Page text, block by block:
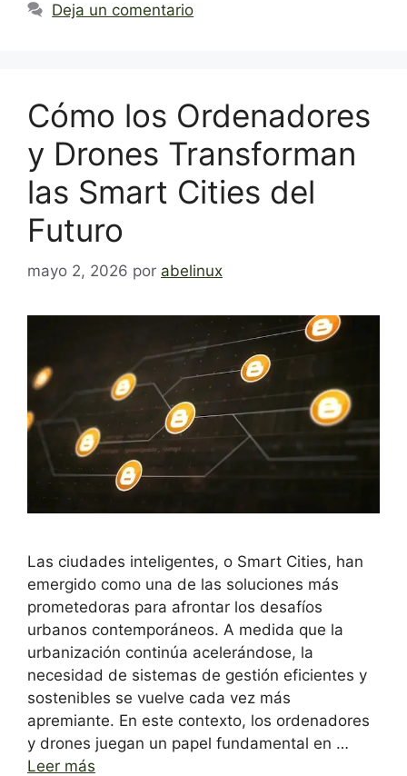
Deja un comentario
Cómo los Ordenadores
y Drones Transforman
las Smart Cities del
Futuro
mayo 2, 2026 por abelinux
Las ciudades inteligentes, o Smart Cities, han
emergido como una de las soluciones más
prometedoras para afrontar los desafíos
urbanos contemporáneos. A medida que la
urbanización continúa acelerándose, la
necesidad de sistemas de gestión eficientes y
sostenibles se vuelve cada vez más
apremiante. En este contexto, los ordenadores
y drones juegan un papel fundamental en …
Leer más